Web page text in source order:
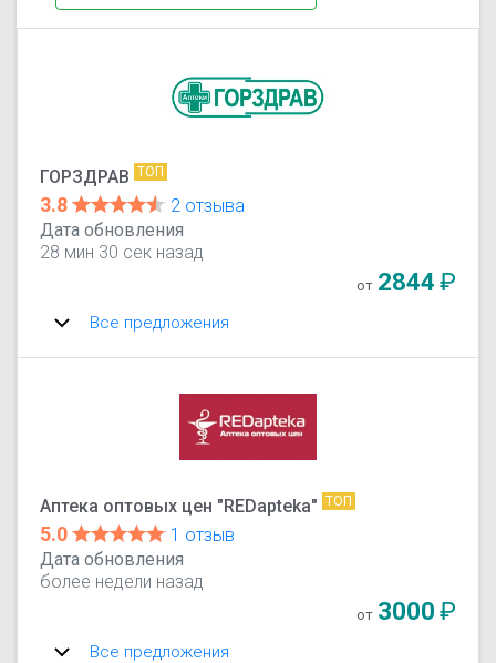
ГОРЗДРАВ ТОП
3.8
2 отзыва
Дата обновления
28 мин 30 сек назад
от 2844₽
Все предложения
Аптека оптовых цен "REDapteka" ТОП
5.0
1 отзыв
Дата обновления
более недели назад
от 3000₽
Все предложения